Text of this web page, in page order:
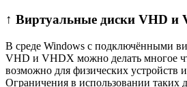
↑ Виртуальные диски VHD и
В среде Windows с подключёнными
VHD и VHDX можно делать многое
возможно для физических устройств
Ограничения в использовании таких